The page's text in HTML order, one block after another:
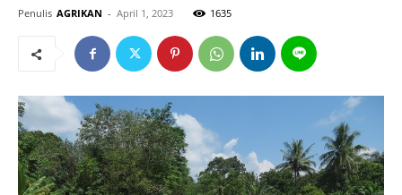
Penulis AGRIKAN - April 1, 2023 1635